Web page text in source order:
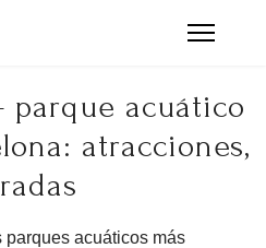
acuático
atracciones,
parques acuáticos más